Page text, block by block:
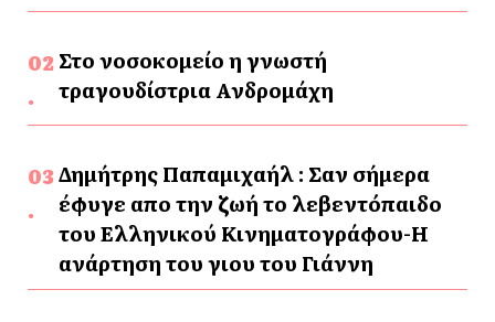
Στο νοσοκομείο η γνωστή
τραγουδίστρια Ανδρομάχη
Δημήτρης Παπαμιχαήλ : Σαν σήμερα
έφυγε απο την ζωή το λεβεντόπαιδο
του Ελληνικού Κινηματογράφου-Η
ανάρτηση του γιου του Γιάννη